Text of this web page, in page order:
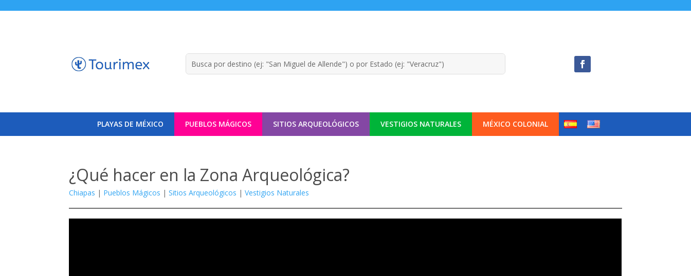
PLAYAS DE MÉXICO PUEBLOS MÁGICOS SITIOS ARQUEOLÓGICOS VESTIGIOS NATURALES MÉXICO COLONIAL
¿Qué hacer en la Zona Arqueológica?
Chiapas | Pueblos Mágicos |Sitios Arqueológicos |Vestigios Naturales